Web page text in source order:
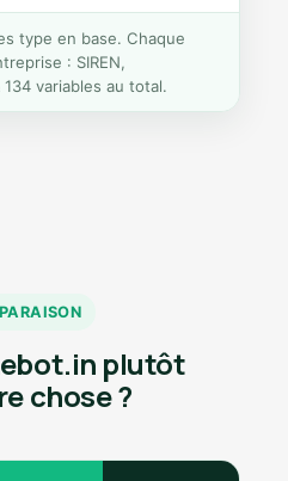
type en base. Chaque
: SIREN,
variables au total.
plutôt
chose ?